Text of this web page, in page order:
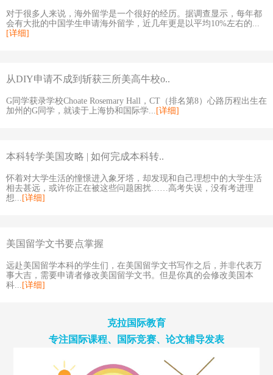
对于很多人来说，海外留学是一个很好的经历。据调查显示，每年都
会有大批的中国学生申请海外留学，近几年更是以平均10%左右的...
[详细]
从DIY申请不成到斩获三所美高牛校o..
G同学获录学校Choate Rosemary Hall，CT（排名第8）心路历程出生在
加州的G同学，就读于上海协和国际学... [详细]
本科转学美国攻略 | 如何完成本科转..
怀着对大学生活的憧憬进入象牙塔，却发现和自己理想中的大学生活
相去甚远，或许你正在被这些问题困扰……高考失误，没有考进理
想... [详细]
美国留学文书要点掌握
远赴美国留学本科的学生们，在美国留学文书写作之后，并非代表万
事大吉，需要申请者修改美国留学文书。但是你真的会修改美国本
科... [详细]
克拉国际教育
专注国际课程、国际竞赛、论文辅导发表